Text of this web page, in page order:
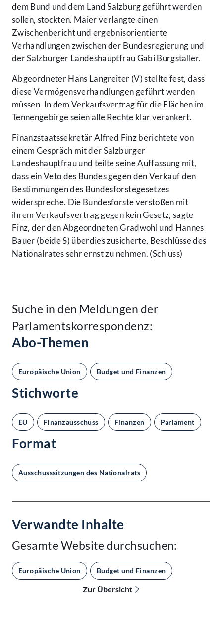
dem Bund und dem Land Salzburg geführt werden
sollen, stockten. Maier verlangte einen
Zwischenbericht und ergebnisorientierte
Verhandlungen zwischen der Bundesregierung und
der Salzburger Landeshauptfrau Gabi Burgstaller.
Abgeordneter Hans Langreiter (V) stellte fest, dass
diese Vermögensverhandlungen geführt werden
müssen. In dem Verkaufsvertrag für die Flächen im
Tennengebirge seien alle Rechte klar verankert.
Finanzstaatssekretär Alfred Finz berichtete von
einem Gespräch mit der Salzburger
Landeshauptfrau und teilte seine Auffassung mit,
dass ein Veto des Bundes gegen den Verkauf den
Bestimmungen des Bundesforstegesetzes
widerspreche. Die Bundesforste verstoßen mit
ihrem Verkaufsvertrag gegen kein Gesetz, sagte
Finz, der den Abgeordneten Gradwohl und Hannes
Bauer (beide S) überdies zusicherte, Beschlüsse des
Nationalrates sehr ernst zu nehmen. (Schluss)
Suche in den Meldungen der
Parlamentskorrespondenz:
Abo-Themen
Europäische Union Budget und Finanzen
Stichworte
EU Finanzausschuss Finanzen Parlament
Format
Ausschusssitzungen des Nationalrats
Verwandte Inhalte
Gesamte Website durchsuchen:
Europäische Union Budget und Finanzen
Zur Übersicht